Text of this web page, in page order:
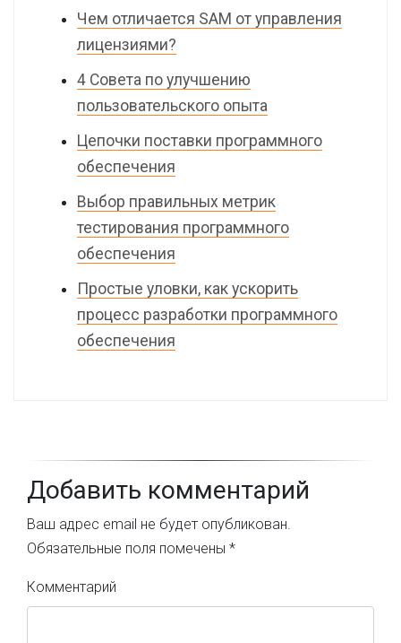
Чем отличается SAM от управления
лицензиями?
4 Совета по улучшению
пользовательского опыта
Цепочки поставки программного
обеспечения
Выбор правильных метрик
тестирования программного
обеспечения
Простые уловки, как ускорить
процесс разработки программного
обеспечения
Добавить комментарий
Ваш адрес email не будет опубликован.
Обязательные поля помечены *
Комментарий